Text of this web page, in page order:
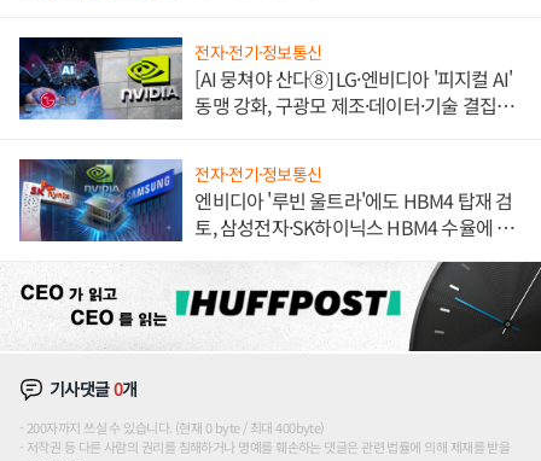
전자·전기·정보통신
[AI 뭉쳐야 산다⑧] LG·엔비디아 '피지컬 AI'
동맹 강화, 구광모 제조·데이터·기술 결집
전자·전기·정보통신
엔비디아 '루빈 울트라'에도 HBM4 탑재 검
토, 삼성전자·SK하이닉스 HBM4 수율에 주
기사댓글0개
200자까지 쓰실 수 있습니다. (현재 0 byte / 최대 400byte)
저작권 등 다른 사람의 권리를 침해하거나 명예를 훼손하는 댓글은 관련 법률에 의해 제재를 받을